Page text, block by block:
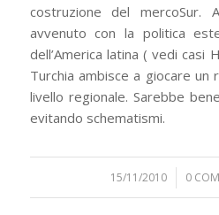
costruzione del mercoSur.
avvenuto con la politica
dell’America latina ( vedi casi
Turchia ambisce a giocare un
livello regionale. Sarebbe
evitando schematismi.
15/11/2010
/ 0 /